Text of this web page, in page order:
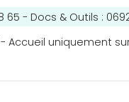
65 - Docs & Outils :
- Accueil uniquement